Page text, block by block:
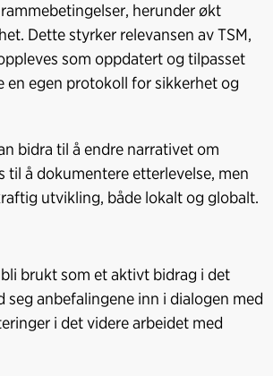
herunder økt
Dette styrker relevansen av TSM,
som oppdatert og tilpasset
egen protokoll for sikkerhet og
bidra til å endre narrativet om
å dokumentere etterlevelse, men
utvikling, både lokalt og globalt.
brukt som et aktivt bidrag i det
anbefalingene inn i dialogen med
i det videre arbeidet med